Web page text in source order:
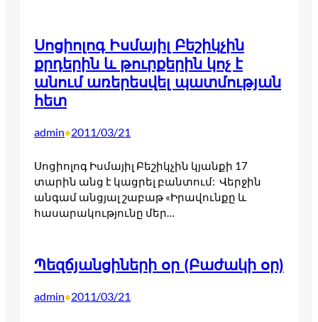
Սոցիոլոգ Իսմայիլ Բեշիկչին
քրդերին և թուրքերին կոչ է
անում առերեսվել պատմության
հետ
admin•2011/03/21
Սոցիոլոգ Իսմայիլ Բեշիկչին կյանքի 17
տարին անց է կացրել բանտում: Վերջին
անգամ անցյալ շաբաթ «Իրավունքը և
հասարակությունը մեր…
Պեզճյանցիների օր (Բաժակի օր)
admin•2011/03/21